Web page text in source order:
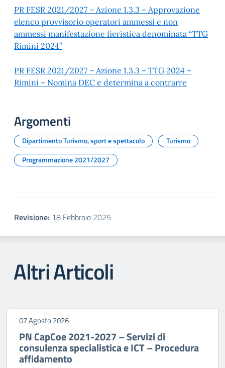
PR FESR 2021/2027 – Azione 1.3.3 – Approvazione
elenco provvisorio operatori ammessi e non
ammessi manifestazione fieristica denominata “TTG
Rimini 2024”
PR FESR 2021/2027 – Azione 1.3.3 – TTG 2024 –
Rimini – Nomina DEC e determina a contrarre
Argomenti
Dipartimento Turismo, sport e spettacolo
Turismo
Programmazione 2021/2027
Revisione: 18 Febbraio 2025
Altri Articoli
07 Agosto 2026
PN CapCoe 2021-2027 – Servizi di
consulenza specialistica e ICT – Procedura
affidamento